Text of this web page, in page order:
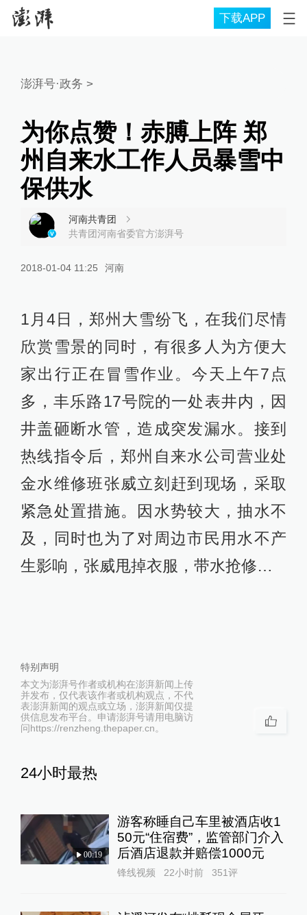
下载APP
澎湃号·政务 >
为你点赞！赤膊上阵 郑
州自来水工作人员暴雪中
保供水
河南共青团
共青团河南省委官方澎湃号
2018-01-04 11:25 河南
1月4日，郑州大雪纷飞，在我们尽情
欣赏雪景的同时，有很多人为方便大
家出行正在冒雪作业。今天上午7点
多，丰乐路17号院的一处表井内，因
井盖砸断水管，造成突发漏水。接到
热线指令后，郑州自来水公司营业处
金水维修班张威立刻赶到现场，采取
紧急处置措施。因水势较大，抽水不
及，同时也为了对周边市民用水不产
生影响，张威甩掉衣服，带水抢修…
特别声明
本文为澎湃号作者或机构在澎湃新闻上传
并发布，仅代表该作者或机构观点，不代
表澎湃新闻的观点或立场，澎湃新闻仅提
供信息发布平台。申请澎湃号请用电脑访
问https://renzheng.thepaper.cn。
24小时最热
00:19
游客称睡自己车里被酒店收1
50元“住宿费”，监管部门介入
后酒店退款并赔偿1000元
锋线视频 22小时前 351评